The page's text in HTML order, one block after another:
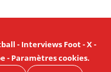
- Interviews Foot-X-
- Paramètres cookies.